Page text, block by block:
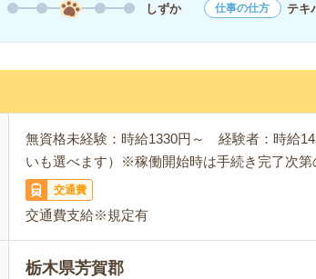
しずか 仕事の仕方 テキ
無資格未経験：時給1330円～ 経験者：時給
いも選べます）※稼働開始時は手続き完了次第
交通費
交通費支給※規定有
栃木県芳賀郡